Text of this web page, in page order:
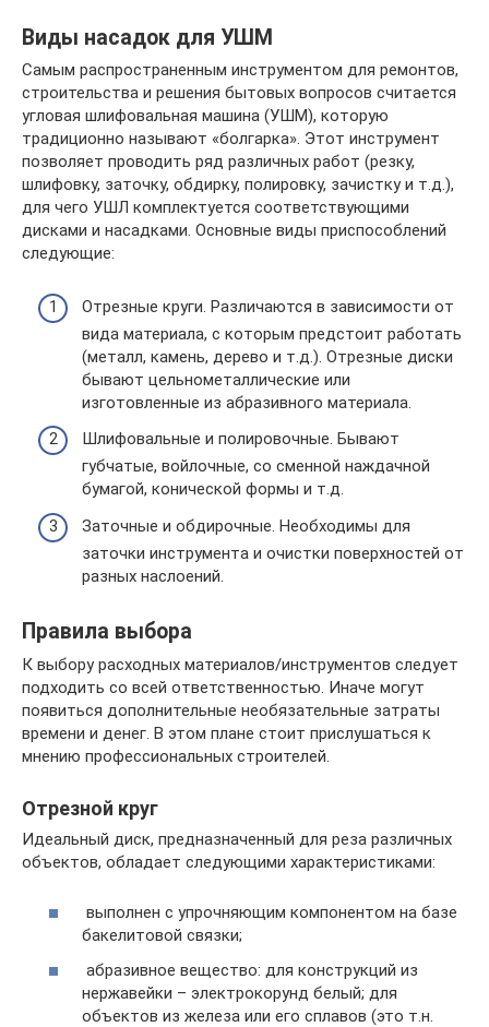
Виды насадок для УШМ
Самым распространенным инструментом для ремонтов,
строительства и решения бытовых вопросов считается
угловая шлифовальная машина (УШМ), которую
традиционно называют «болгарка». Этот инструмент
позволяет проводить ряд различных работ (резку,
шлифовку, заточку, обдирку, полировку, зачистку и т.д.),
для чего УШЛ комплектуется соответствующими
дисками и насадками. Основные виды приспособлений
следующие:
Отрезные круги. Различаются в зависимости от
вида материала, с которым предстоит работать
(металл, камень, дерево и т.д.). Отрезные диски
бывают цельнометаллические или
изготовленные из абразивного материала.
Шлифовальные и полировочные. Бывают
губчатые, войлочные, со сменной наждачной
бумагой, конической формы и т.д.
Заточные и обдирочные. Необходимы для
заточки инструмента и очистки поверхностей от
разных наслоений.
Правила выбора
К выбору расходных материалов/инструментов следует
подходить со всей ответственностью. Иначе могут
появиться дополнительные необязательные затраты
времени и денег. В этом плане стоит прислушаться к
мнению профессиональных строителей.
Отрезной круг
Идеальный диск, предназначенный для реза различных
объектов, обладает следующими характеристиками:
выполнен с упрочняющим компонентом на базе
бакелитовой связки;
абразивное вещество: для конструкций из
нержавейки – электрокорунд белый; для
объектов из железа или его сплавов (это т.н.